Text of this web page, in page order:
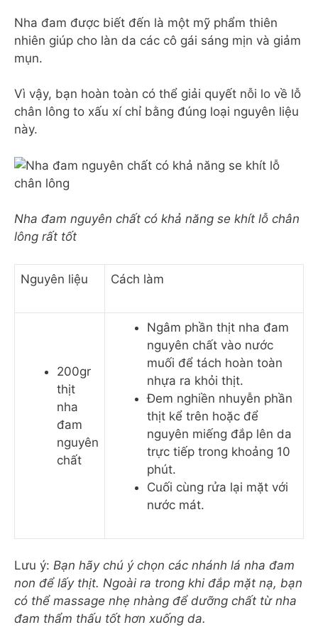
Nha đam được biết đến là một mỹ phẩm thiên
nhiên giúp cho làn da các cô gái sáng mịn và giảm
mụn.
Vì vậy, bạn hoàn toàn có thể giải quyết nỗi lo về lỗ
chân lông to xấu xí chỉ bằng đúng loại nguyên liệu
này.
Nha đam nguyên chất có khả năng se khít lỗ chân
lông rất tốt
Nguyên liệu Cách làm
200gr
thịt
nha
đam
nguyên
chất
Ngâm phần thịt nha đam
nguyên chất vào nước
muối để tách hoàn toàn
nhựa ra khỏi thịt.
Đem nghiền nhuyễn phần
thịt kể trên hoặc để
nguyên miếng đắp lên da
trực tiếp trong khoảng 10
phút.
Cuối cùng rửa lại mặt với
nước mát.
Lưu ý: Bạn hãy chú ý chọn các nhánh lá nha đam
non để lấy thịt. Ngoài ra trong khi đắp mặt nạ, bạn
có thể massage nhẹ nhàng để dưỡng chất từ nha
đam thẩm thấu tốt hơn xuống da.